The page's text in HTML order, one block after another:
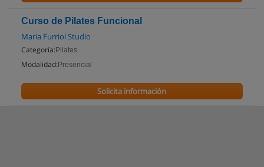
Curso de Pilates Funcional
Maria Furriol Studio
Categoría: Pilates
Modalidad: Presencial
Solicita información